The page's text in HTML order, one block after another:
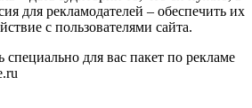
для рекламодателей – обеспечить их
с пользователями сайта.
для вас пакет по рекламе